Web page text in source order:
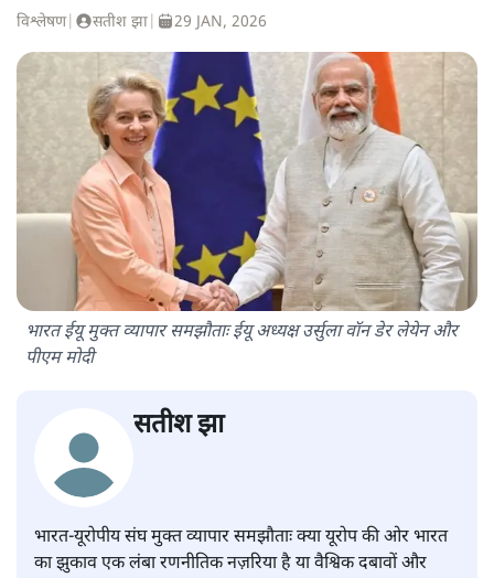
विश्लेषण| सतीश झा 29 JAN, 2026
भारत ईयू मुक्त व्यापार समझौताः ईयू अध्यक्ष उर्सुला वॉन डेर लेयेन और
पीएम मोदी
सतीश झा
भारत-यूरोपीय संघ मुक्त व्यापार समझौताः क्या यूरोप की ओर भारत
का झुकाव एक लंबा रणनीतिक नज़रिया है या वैश्विक दबावों और